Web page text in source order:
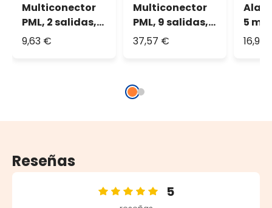
Multiconector
PML, 2 salidas,
cable blanco,
9,63 €
Multiconector
PML, 9 salidas, 1
m, separación
37,57 €
5 m,
16,98
Reseñas
5